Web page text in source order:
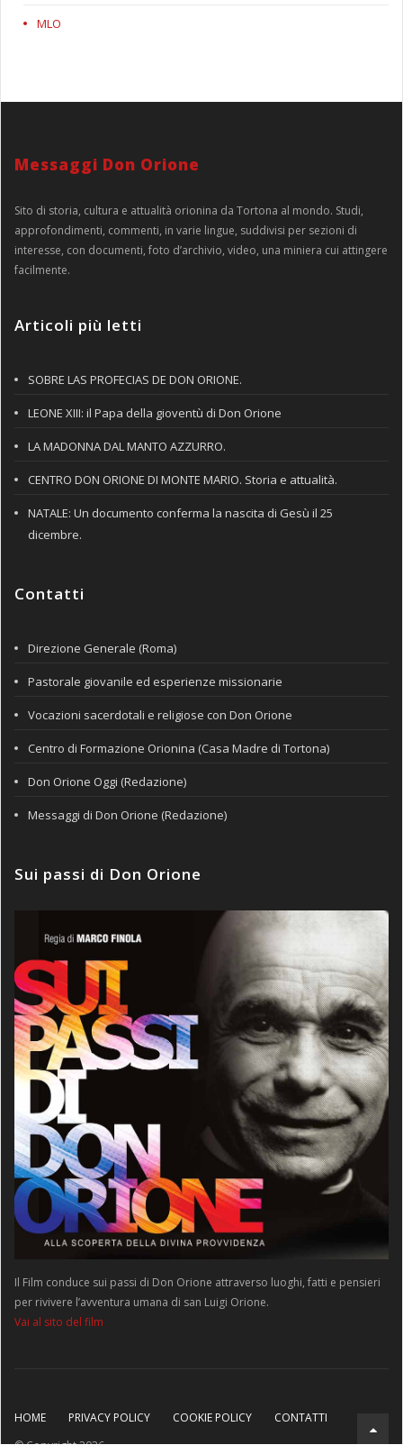
MLO
Messaggi Don Orione
Sito di storia, cultura e attualità orionina da Tortona al mondo. Studi,
approfondimenti, commenti, in varie lingue, suddivisi per sezioni di
interesse, con documenti, foto d’archivio, video, una miniera cui attingere
facilmente.
Articoli più letti
SOBRE LAS PROFECIAS DE DON ORIONE.
LEONE XIII: il Papa della gioventù di Don Orione
LA MADONNA DAL MANTO AZZURRO.
CENTRO DON ORIONE DI MONTE MARIO. Storia e attualità.
NATALE: Un documento conferma la nascita di Gesù il 25
dicembre.
Contatti
Direzione Generale (Roma)
Pastorale giovanile ed esperienze missionarie
Vocazioni sacerdotali e religiose con Don Orione
Centro di Formazione Orionina (Casa Madre di Tortona)
Don Orione Oggi (Redazione)
Messaggi di Don Orione (Redazione)
Sui passi di Don Orione
Il Film conduce sui passi di Don Orione attraverso luoghi, fatti e pensieri
per rivivere l’avventura umana di san Luigi Orione.
Vai al sito del film
HOME PRIVACY POLICY COOKIE POLICY
CONTATTI
© Copyright 2026